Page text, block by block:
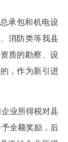
承包和机电设
消防类等我县
质的勘察、设
，作为新引进
业所得税对县
全额奖励，后